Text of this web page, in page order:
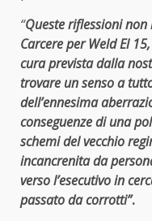
“Queste riflessioni
Carcere per Weld El
cura prevista dalla
trovare un senso a
dell’ennesima
conseguenze di una
schemi del vecchio
incancrenita da
verso l’esecutivo in
passato da corrotti”.